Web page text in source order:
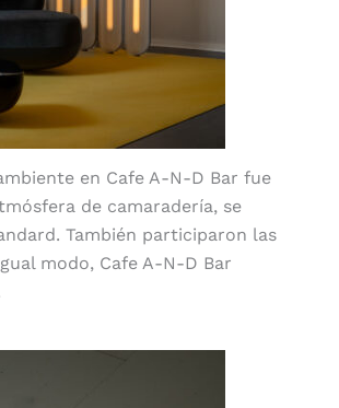
en Cafe A-N-D Bar fue
de camaradería, se
También participaron las
modo, Cafe A-N-D Bar